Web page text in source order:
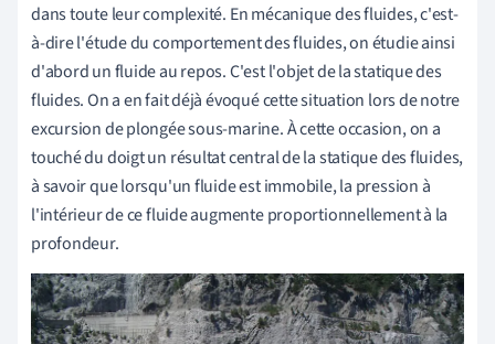
dans toute leur complexité. En mécanique des fluides, c'est-
à-dire l'étude du comportement des fluides, on étudie ainsi
d'abord un fluide au repos. C'est l'objet de la statique des
fluides. On a en fait déjà évoqué cette situation lors de notre
excursion de plongée sous-marine. À cette occasion, on a
touché du doigt un résultat central de la statique des fluides,
à savoir que lorsqu'un fluide est immobile, la pression à
l'intérieur de ce fluide augmente proportionnellement à la
profondeur.